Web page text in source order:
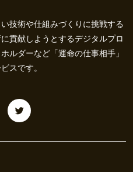
技術や仕組みづくりに挑戦する
貢献しようとするデジタルプロ
ルダーなど「運命の仕事相手」
スです。